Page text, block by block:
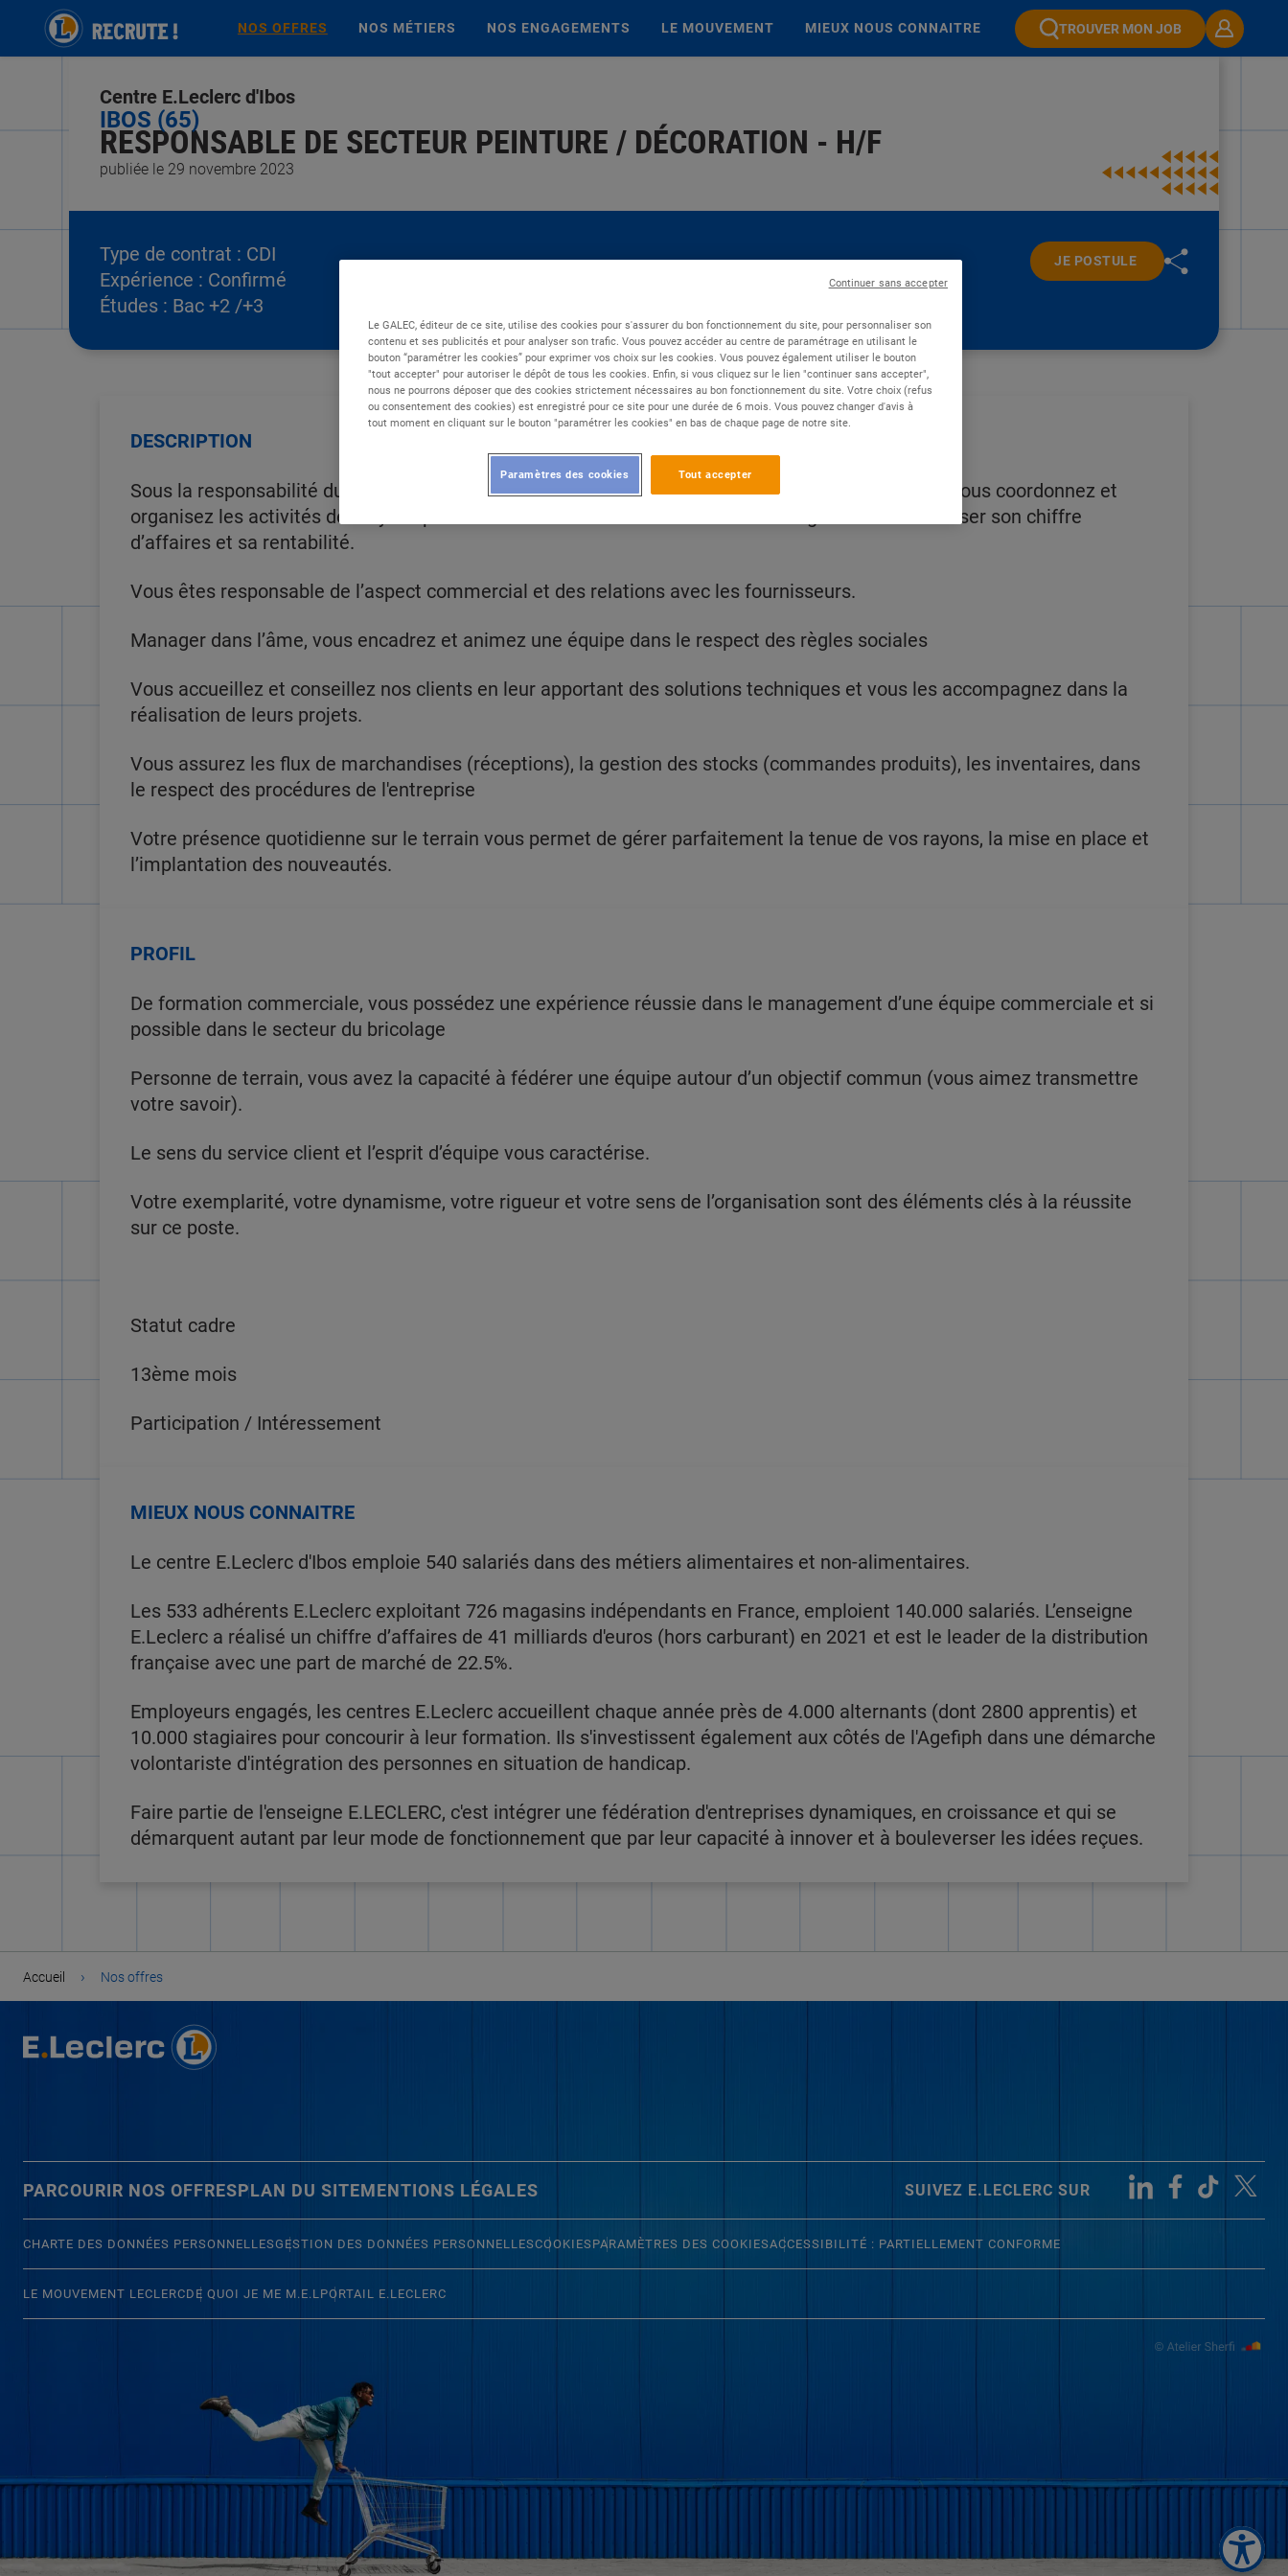
NOS OFFRES NOS MÉTIERS NOS ENGAGEMENTS LE MOUVEMENT MIEUX NOUS CONNAITRE TROUVER MON JOB
publiée le 29 novembre 2023
RESPONSABLE DE SECTEUR PEINTURE / DÉCORATION - H/F
IBOS (65)
Centre E.Leclerc d'Ibos
Type de contrat : CDI
Expérience : Confirmé
Études : Bac +2 /+3
JE POSTULE
DESCRIPTION
Sous la responsabilité du Responsable du magasin et à partir des objectifs fixés par la direction, vous coordonnez et
organisez les activités des rayons peinture et décoration dont vous avez la charge afin de maximiser son chiffre
d’affaires et sa rentabilité.
Vous êtes responsable de l’aspect commercial et des relations avec les fournisseurs.
Manager dans l’âme, vous encadrez et animez une équipe dans le respect des règles sociales
Vous accueillez et conseillez nos clients en leur apportant des solutions techniques et vous les accompagnez dans la
réalisation de leurs projets.
Vous assurez les flux de marchandises (réceptions), la gestion des stocks (commandes produits), les inventaires, dans
le respect des procédures de l'entreprise
Votre présence quotidienne sur le terrain vous permet de gérer parfaitement la tenue de vos rayons, la mise en place et
l’implantation des nouveautés.
PROFIL
De formation commerciale, vous possédez une expérience réussie dans le management d’une équipe commerciale et si
possible dans le secteur du bricolage
Personne de terrain, vous avez la capacité à fédérer une équipe autour d’un objectif commun (vous aimez transmettre
votre savoir).
Le sens du service client et l’esprit d’équipe vous caractérise.
Votre exemplarité, votre dynamisme, votre rigueur et votre sens de l’organisation sont des éléments clés à la réussite
sur ce poste.
Statut cadre
13ème mois
Participation / Intéressement
MIEUX NOUS CONNAITRE
Le centre E.Leclerc d'Ibos emploie 540 salariés dans des métiers alimentaires et non-alimentaires.
Les 533 adhérents E.Leclerc exploitant 726 magasins indépendants en France, emploient 140.000 salariés. L’enseigne
E.Leclerc a réalisé un chiffre d’affaires de 41 milliards d'euros (hors carburant) en 2021 et est le leader de la distribution
française avec une part de marché de 22.5%.
Employeurs engagés, les centres E.Leclerc accueillent chaque année près de 4.000 alternants (dont 2800 apprentis) et
10.000 stagiaires pour concourir à leur formation. Ils s'investissent également aux côtés de l'Agefiph dans une démarche
volontariste d'intégration des personnes en situation de handicap.
Faire partie de l'enseigne E.LECLERC, c'est intégrer une fédération d'entreprises dynamiques, en croissance et qui se
démarquent autant par leur mode de fonctionnement que par leur capacité à innover et à bouleverser les idées reçues.
Accueil › Nos offres
PARCOURIR NOS OFFRESPLAN DU SITEMENTIONS LÉGALES SUIVEZ E.LECLERC SUR
CHARTE DES DONNÉES PERSONNELLESGESTION DES DONNÉES PERSONNELLESCOOKIES PARAMÈTRES DES COOKIESACCESSIBILITÉ : PARTIELLEMENT CONFORME
LE MOUVEMENT LECLERCDE QUOI JE ME M.E.LPORTAIL E.LECLERC
Le GALEC, éditeur de ce site, utilise des cookies pour s'assurer du bon fonctionnement du site, pour personnaliser son
contenu et ses publicités et pour analyser son trafic. Vous pouvez accéder au centre de paramétrage en utilisant le
bouton “paramétrer les cookies” pour exprimer vos choix sur les cookies. Vous pouvez également utiliser le bouton
"tout accepter" pour autoriser le dépôt de tous les cookies. Enfin, si vous cliquez sur le lien "continuer sans accepter",
nous ne pourrons déposer que des cookies strictement nécessaires au bon fonctionnement du site. Votre choix (refus
ou consentement des cookies) est enregistré pour ce site pour une durée de 6 mois. Vous pouvez changer d'avis à
tout moment en cliquant sur le bouton "paramétrer les cookies" en bas de chaque page de notre site.
Tout accepter
Paramètres des cookies
Continuer sans accepter